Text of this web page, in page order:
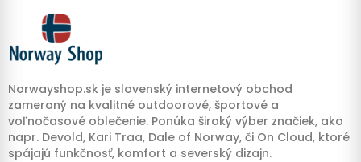
Norwayshop.sk je slovenský internetový obchod
zameraný na kvalitné outdoorové, športové a
voľnočasové oblečenie. Ponúka široký výber značiek, ako
napr. Devold, Kari Traa, Dale of Norway, či On Cloud, ktoré
spájajú funkčnosť, komfort a severský dizajn.